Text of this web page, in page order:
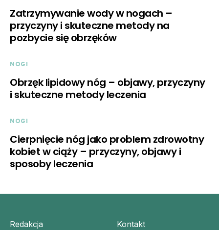
Zatrzymywanie wody w nogach –
przyczyny i skuteczne metody na
pozbycie się obrzęków
NOGI
Obrzęk lipidowy nóg – objawy, przyczyny
i skuteczne metody leczenia
NOGI
Cierpnięcie nóg jako problem zdrowotny
kobiet w ciąży – przyczyny, objawy i
sposoby leczenia
Redakcja Kontakt